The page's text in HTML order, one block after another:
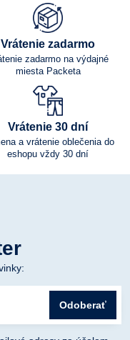
Vrátenie zadarmo
zadarmo na výdajné
miesta Packeta
Vrátenie 30 dní
a vrátenie oblečenia do
eshopu vždy 30 dní
Odoberať